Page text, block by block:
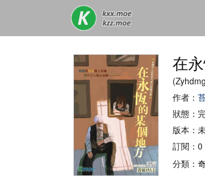
在
作者：
狀態：
版本：
訂閱
分類：